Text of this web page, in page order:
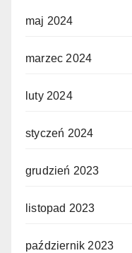
maj 2024
marzec 2024
luty 2024
styczeń 2024
grudzień 2023
listopad 2023
październik 2023